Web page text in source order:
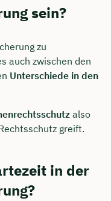
sein?
zu
auch zwischen den
Unterschiede in den
also
greift.
in der